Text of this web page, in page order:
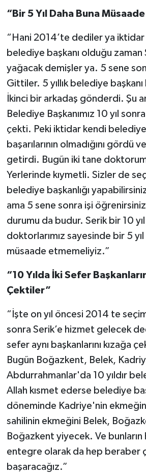
“Bir 5 Yıl Daha Buna
“Hani 2014’te dediler ya
belediye başkanı olduğu zaman
yağacak demişler ya. 5 sene
Gittiler. 5 yıllık belediye
İkinci bir arkadaş gönderdi. Şu
Belediye Başkanımız 10 yıl
çekti. Peki iktidar kendi belediye
başarılarının olmadığını gördü
getirdi. Bugün iki tane
Yerlerinde kıymetli. Sizler de
belediye başkanlığı
ama 5 sene sonra işi
durumu da budur. Serik bir 10
doktorlarımız sayesinde bir 5
müsaade etmemeliyiz.”
“10 Yılda İki Sefer
Çektiler”
“İşte on yıl öncesi 2014 te
sonra Serik’e hizmet gelecek
sefer aynı başkanlarını kızağa
Bugün Boğazkent, Belek,
Abdurrahmanlar'da 10 yıldır
Allah kısmet ederse belediye
döneminde Kadriye'nin
sahilinin ekmeğini Belek,
Boğazkent yiyecek. Ve bunların
entegre olarak da hep beraber
başaracağız.”